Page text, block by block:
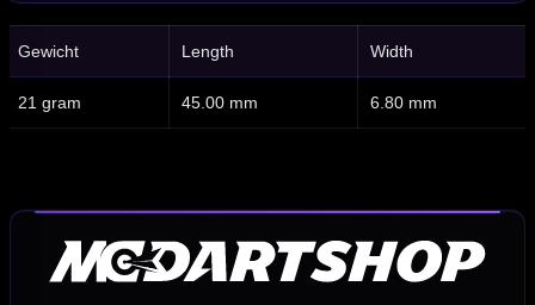
Gewicht Length Width
21 gram 45.00 mm 6.80 mm